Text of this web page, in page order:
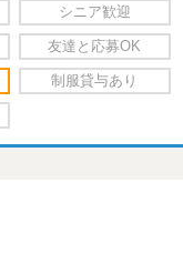
シニア歓迎
友達と応募OK
制服貸与あり